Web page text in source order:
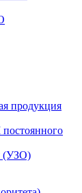
продукция
(УЗО)